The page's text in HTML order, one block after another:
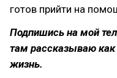
готов прийти на
Подпишись на мой
там рассказываю как
жизнь.